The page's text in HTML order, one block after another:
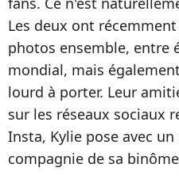
Les deux ont
photos ensemble, entre
mondial, mais
lourd à porter. Leur
sur les réseaux sociaux
Insta, Kylie pose avec
compagnie de sa